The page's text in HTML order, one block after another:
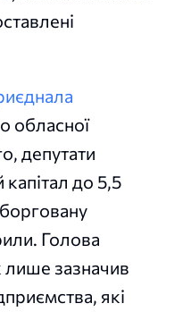
обласної
депутати
до 5,5
Голова
зазначив
які